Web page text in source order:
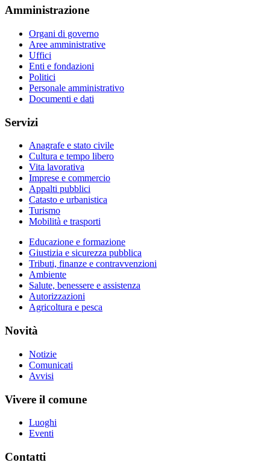
Amministrazione
Organi di governo
Aree amministrative
Uffici
Enti e fondazioni
Politici
Personale amministrativo
Documenti e dati
Servizi
Anagrafe e stato civile
Cultura e tempo libero
Vita lavorativa
Imprese e commercio
Appalti pubblici
Catasto e urbanistica
Turismo
Mobilità e trasporti
Educazione e formazione
Giustizia e sicurezza pubblica
Tributi, finanze e contravvenzioni
Ambiente
Salute, benessere e assistenza
Autorizzazioni
Agricoltura e pesca
Novità
Notizie
Comunicati
Avvisi
Vivere il comune
Luoghi
Eventi
Contatti